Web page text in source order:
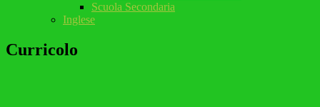
Scuola Secondaria
Inglese
Curricolo